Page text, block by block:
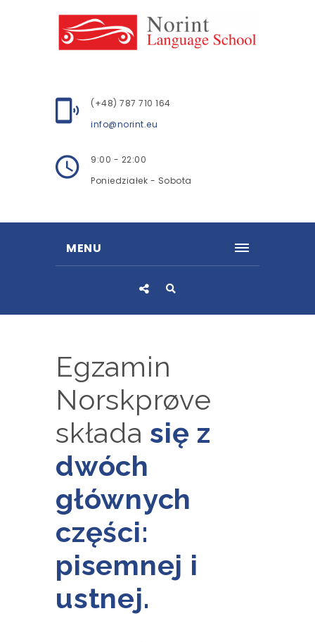
(+48) 787 710 164
info@norint.eu
9:00 - 22:00
Poniedziałek - Sobota
MENU
Egzamin
Norskprøve
składa się z
dwóch
głównych
części:
pisemnej i
ustnej.